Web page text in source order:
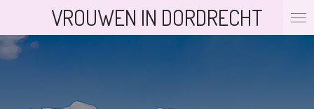
naar
de
VROUWEN IN DORDRECHT